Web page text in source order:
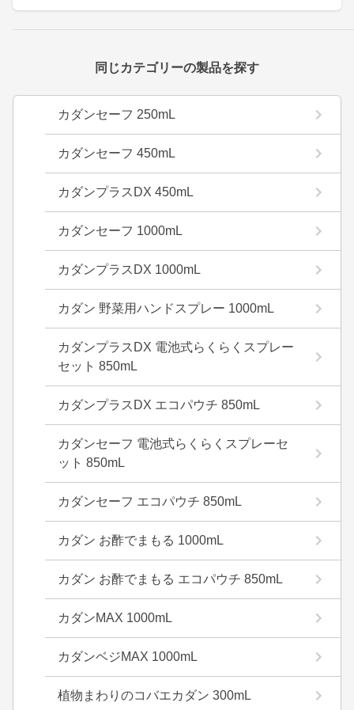
同じカテゴリーの製品を探す
カダンセーフ 250mL
カダンセーフ 450mL
カダンプラスDX 450mL
カダンセーフ 1000mL
カダンプラスDX 1000mL
カダン 野菜用ハンドスプレー 1000mL
カダンプラスDX 電池式らくらくスプレー
セット 850mL
カダンプラスDX エコパウチ 850mL
カダンセーフ 電池式らくらくスプレーセ
ット 850mL
カダンセーフ エコパウチ 850mL
カダン お酢でまもる 1000mL
カダン お酢でまもる エコパウチ 850mL
カダンMAX 1000mL
カダンベジMAX 1000mL
植物まわりのコバエカダン 300mL